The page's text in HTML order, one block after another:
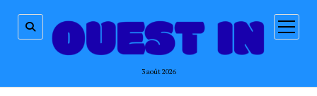
3 août 2026
ouvrir
menu